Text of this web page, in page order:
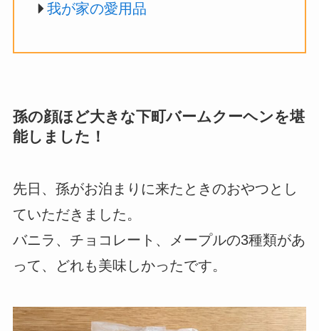
我が家の愛用品
孫の顔ほど大きな下町バームクーヘンを堪
能しました！
先日、孫がお泊まりに来たときのおやつとし
ていただきました。
バニラ、チョコレート、メープルの3種類があ
って、どれも美味しかったです。